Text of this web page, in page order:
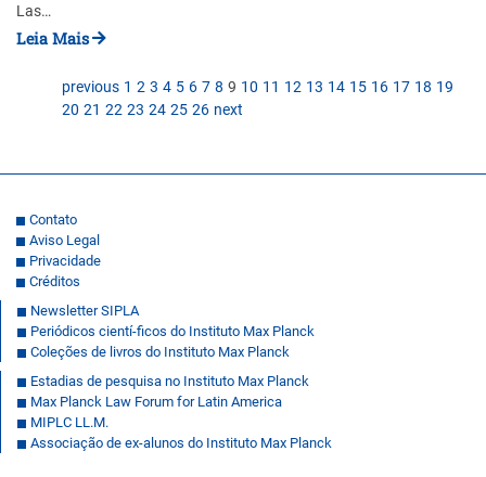
Las…
Leia Mais
previous 1 2 3 4 5 6 7 8 9 10 11 12 13 14 15 16 17 18 19
20 21 22 23 24 25 26 next
Contato
Aviso Legal
Privacidade
Créditos
Newsletter SIPLA
Periódicos cientí-ficos do Instituto Max Planck
Coleções de livros do Instituto Max Planck
Estadias de pesquisa no Instituto Max Planck
Max Planck Law Forum for Latin America
MIPLC LL.M.
Associação de ex-alunos do Instituto Max Planck